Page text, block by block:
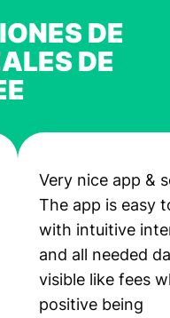
DE
DE
Very nice app &
The app is easy
with intuitive
and all needed
visible like fees
positive being